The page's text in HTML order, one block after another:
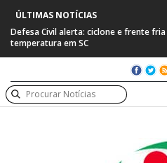
ÚLTIMAS NOTÍCIAS
fria trazem temporais e queda de